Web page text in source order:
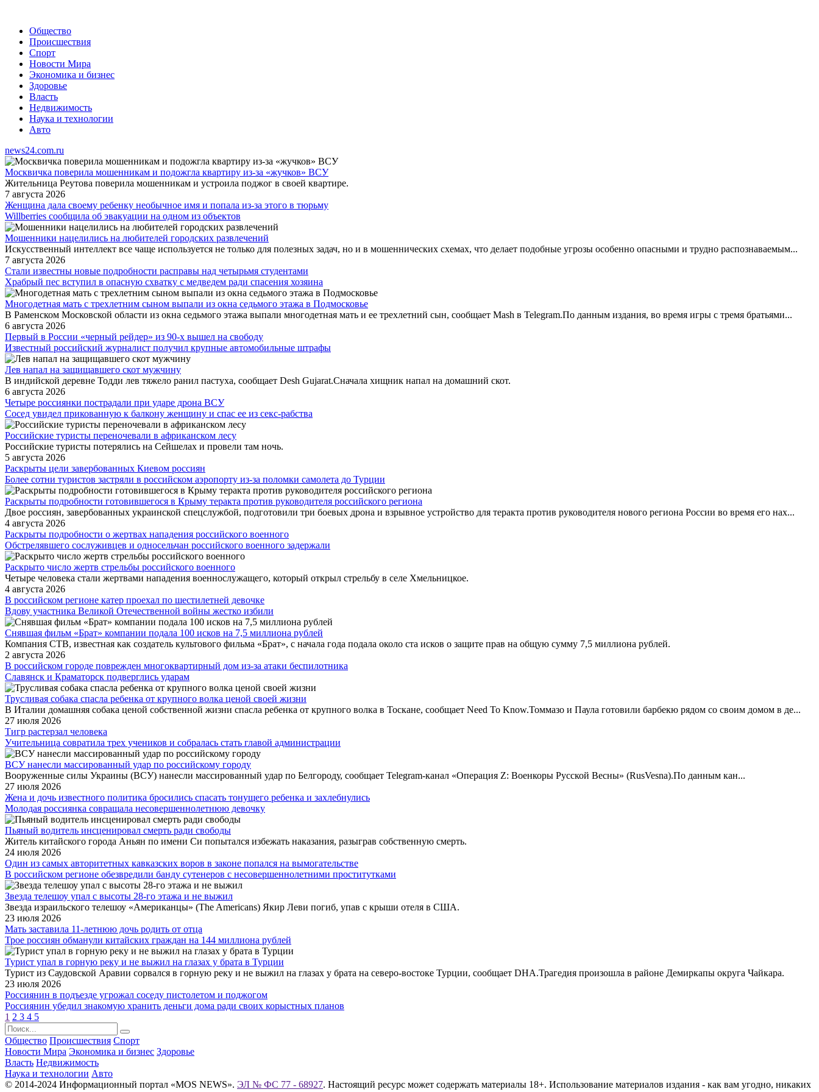
Общество
Происшествия
Спорт
Новости Мира
Экономика и бизнес
Здоровье
Власть
Недвижимость
Наука и технологии
Авто
news24.com.ru
Москвичка поверила мошенникам и подожгла квартиру из-за «жучков» ВСУ
Жительница Реутова поверила мошенникам и устроила поджог в своей квартире.
7 августа 2026
Женщина дала своему ребенку необычное имя и попала из-за этого в тюрьму
Willberries сообщила об эвакуации на одном из объектов
Мошенники нацелились на любителей городских развлечений
Искусственный интеллект все чаще используется не только для полезных задач, но и в мошеннических схемах, что делает подобные угрозы особенно опасными и трудно распознаваемым...
7 августа 2026
Стали известны новые подробности расправы над четырьмя студентами
Храбрый пес вступил в опасную схватку с медведем ради спасения хозяина
Многодетная мать с трехлетним сыном выпали из окна седьмого этажа в Подмосковье
В Раменском Московской области из окна седьмого этажа выпали многодетная мать и ее трехлетний сын, сообщает Mash в Telegram.По данным издания, во время игры с тремя братьями...
6 августа 2026
Первый в России «черный рейдер» из 90-х вышел на свободу
Известный российский журналист получил крупные автомобильные штрафы
Лев напал на защищавшего скот мужчину
В индийской деревне Тодди лев тяжело ранил пастуха, сообщает Desh Gujarat.Сначала хищник напал на домашний скот.
6 августа 2026
Четыре россиянки пострадали при ударе дрона ВСУ
Сосед увидел прикованную к балкону женщину и спас ее из секс-рабства
Российские туристы переночевали в африканском лесу
Российские туристы потерялись на Сейшелах и провели там ночь.
5 августа 2026
Раскрыты цели завербованных Киевом россиян
Более сотни туристов застряли в российском аэропорту из-за поломки самолета до Турции
Раскрыты подробности готовившегося в Крыму теракта против руководителя российского региона
Двое россиян, завербованных украинской спецслужбой, подготовили три боевых дрона и взрывное устройство для теракта против руководителя нового региона России во время его нах...
4 августа 2026
Раскрыты подробности о жертвах нападения российского военного
Обстрелявшего сослуживцев и односельчан российского военного задержали
Раскрыто число жертв стрельбы российского военного
Четыре человека стали жертвами нападения военнослужащего, который открыл стрельбу в селе Хмельницкое.
4 августа 2026
В российском регионе катер проехал по шестилетней девочке
Вдову участника Великой Отечественной войны жестко избили
Снявшая фильм «Брат» компании подала 100 исков на 7,5 миллиона рублей
Компания СТВ, известная как создатель культового фильма «Брат», с начала года подала около ста исков о защите прав на общую сумму 7,5 миллиона рублей.
2 августа 2026
В российском городе поврежден многоквартирный дом из-за атаки беспилотника
Славянск и Краматорск подверглись ударам
Трусливая собака спасла ребенка от крупного волка ценой своей жизни
В Италии домашняя собака ценой собственной жизни спасла ребенка от крупного волка в Тоскане, сообщает Need To Know.Томмазо и Паула готовили барбекю рядом со своим домом в де...
27 июля 2026
Тигр растерзал человека
Учительница совратила трех учеников и собралась стать главой администрации
ВСУ нанесли массированный удар по российскому городу
Вооруженные силы Украины (ВСУ) нанесли массированный удар по Белгороду, сообщает Telegram-канал «Операция Z: Военкоры Русской Весны» (RusVesna).По данным кан...
27 июля 2026
Жена и дочь известного политика бросились спасать тонущего ребенка и захлебнулись
Молодая россиянка совращала несовершеннолетнюю девочку
Пьяный водитель инсценировал смерть ради свободы
Житель китайского города Аньян по имени Си попытался избежать наказания, разыграв собственную смерть.
24 июля 2026
Один из самых авторитетных кавказских воров в законе попался на вымогательстве
В российском регионе обезвредили банду сутенеров с несовершеннолетними проститутками
Звезда телешоу упал с высоты 28-го этажа и не выжил
Звезда израильского телешоу «Американцы» (The Americans) Якир Леви погиб, упав с крыши отеля в США.
23 июля 2026
Мать заставила 11-летнюю дочь родить от отца
Трое россиян обманули китайских граждан на 144 миллиона рублей
Турист упал в горную реку и не выжил на глазах у брата в Турции
Турист из Саудовской Аравии сорвался в горную реку и не выжил на глазах у брата на северо-востоке Турции, сообщает DHA.Трагедия произошла в районе Демиркапы округа Чайкара.
23 июля 2026
Россиянин в подъезде угрожал соседу пистолетом и поджогом
Россиянин убедил знакомую хранить деньги дома ради своих корыстных планов
1 2 3 4 5
Общество Происшествия Спорт
Новости Мира Экономика и бизнес Здоровье
Власть Недвижимость
Наука и технологии Авто
© 2014-2024 Информационный портал «MOS NEWS». ЭЛ № ФС 77 - 68927. Настоящий ресурс может содержать материалы 18+. Использование материалов издания - как вам угодно, никаких